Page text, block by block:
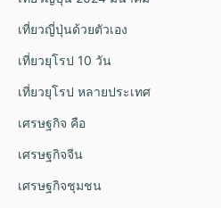
เที่ยวญี่ปุ่นด้วยตัวเอง
เที่ยวยุโรป 10 วัน
เที่ยวยุโรป หลายประเทศ
เศรษฐกิจ คือ
เศรษฐกิจจีน
เศรษฐกิจชุมชน